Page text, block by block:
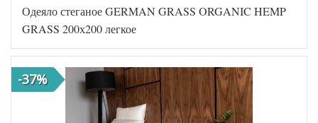
Одеяло стеганое GERMAN GRASS ORGANIC HEMP
GRASS 200х200 легкое
-37%